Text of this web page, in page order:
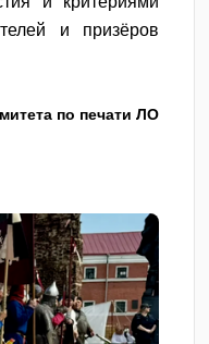
и призёров
по печати ЛО